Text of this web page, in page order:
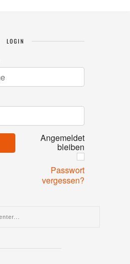
LOGIN
Angemeldet
bleiben
Passwort
vergessen?